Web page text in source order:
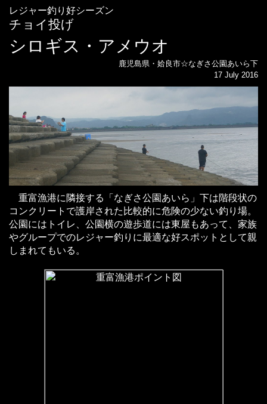
レジャー釣り好シーズン
チョイ投げ
シロギス・アメウオ
鹿児島県・姶良市☆なぎさ公園あいら下
17 July 2016
重富漁港に隣接する「なぎさ公園あいら」下は階段状の
コンクリートで護岸された比較的に危険の少ない釣り場。
公園にはトイレ、公園横の遊歩道には東屋もあって、家族
やグループでのレジャー釣りに最適な好スポットとして親
しまれてもいる。